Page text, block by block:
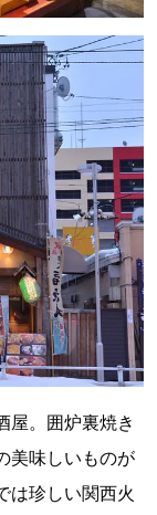
屋。囲炉裏焼き
美味しいものが
は珍しい関西火